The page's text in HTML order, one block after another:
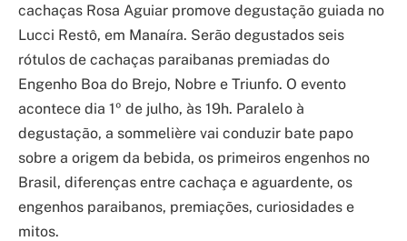
cachaças Rosa Aguiar promove degustação guiada no
Lucci Restô, em Manaíra. Serão degustados seis
rótulos de cachaças paraibanas premiadas do
Engenho Boa do Brejo, Nobre e Triunfo. O evento
acontece dia 1º de julho, às 19h. Paralelo à
degustação, a sommelière vai conduzir bate papo
sobre a origem da bebida, os primeiros engenhos no
Brasil, diferenças entre cachaça e aguardente, os
engenhos paraibanos, premiações, curiosidades e
mitos.